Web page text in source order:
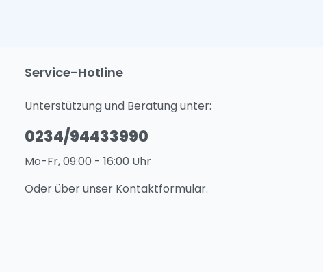
Service-Hotline
Unterstützung und Beratung unter:
0234/94433990
Mo-Fr, 09:00 - 16:00 Uhr
Oder über unser Kontaktformular.